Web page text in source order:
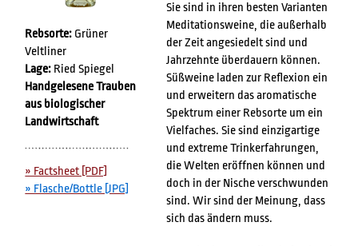
Rebsorte: Grüner
Veltliner
Lage: Ried Spiegel
Handgelesene Trauben
aus biologischer
Landwirtschaft
» Factsheet [PDF]
» Flasche/Bottle [JPG]
Sie sind in ihren besten Varianten
Meditationsweine, die außerhalb
der Zeit angesiedelt sind und
Jahrzehnte überdauern können.
Süßweine laden zur Reflexion ein
und erweitern das aromatische
Spektrum einer Rebsorte um ein
Vielfaches. Sie sind einzigartige
und extreme Trinkerfahrungen,
die Welten eröffnen können und
doch in der Nische verschwunden
sind. Wir sind der Meinung, dass
sich das ändern muss.